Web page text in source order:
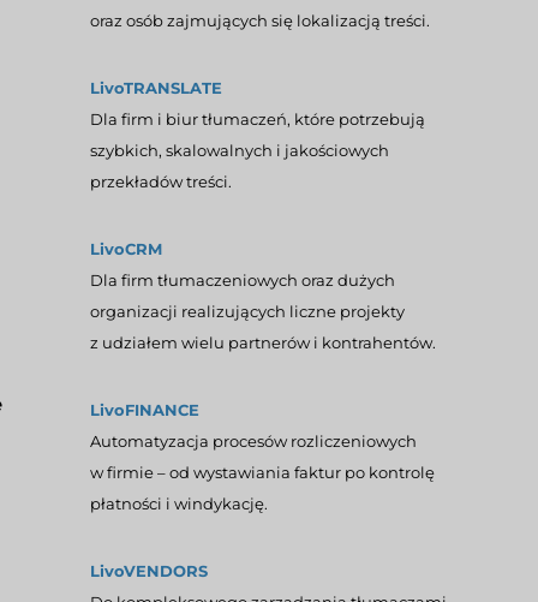
oraz osób zajmujących się lokalizacją treści.
LivoTRANSLATE
Dla firm i biur tłumaczeń, które potrzebują
szybkich, skalowalnych i jakościowych
przekładów treści.
LivoCRM
Dla firm tłumaczeniowych oraz dużych
organizacji realizujących liczne projekty
z udziałem wielu partnerów i kontrahentów.
LivoFINANCE
Automatyzacja procesów rozliczeniowych
w firmie – od wystawiania faktur po kontrolę
płatności i windykację.
LivoVENDORS